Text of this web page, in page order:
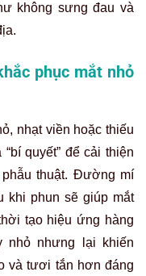
không sưng đau và
phục mắt nhỏ
nhạt viền hoặc thiếu
quyết” để cải thiện
thuật. Đường mí
khi phun sẽ giúp mắt
tạo hiệu ứng hàng
nhỏ nhưng lại khiến
và tươi tắn hơn đáng